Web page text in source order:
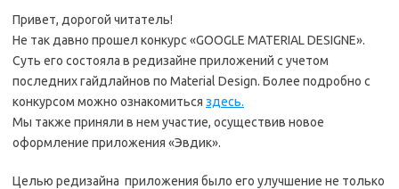
Привет, дорогой читатель!
Не так давно прошел конкурс «GOOGLE MATERIAL DESIGNE».
Суть его состояла в редизайне приложений с учетом
последних гайдлайнов по Material Design. Более подробно с
конкурсом можно ознакомиться здесь.
Мы также приняли в нем участие, осуществив новое
оформление приложения «Эвдик».
Целью редизайна приложения было его улучшение не только